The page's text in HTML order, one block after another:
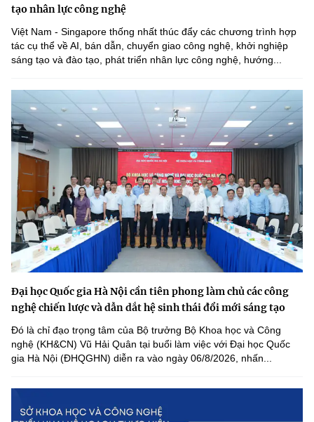
tạo nhân lực công nghệ
Việt Nam - Singapore thống nhất thúc đẩy các chương trình hợp
tác cụ thể về AI, bán dẫn, chuyển giao công nghệ, khởi nghiệp
sáng tạo và đào tạo, phát triển nhân lực công nghệ, hướng...
Đại học Quốc gia Hà Nội cần tiên phong làm chủ các công
nghệ chiến lược và dẫn dắt hệ sinh thái đổi mới sáng tạo
Đó là chỉ đạo trọng tâm của Bộ trưởng Bộ Khoa học và Công
nghệ (KH&CN) Vũ Hải Quân tại buổi làm việc với Đại học Quốc
gia Hà Nội (ĐHQGHN) diễn ra vào ngày 06/8/2026, nhấn...